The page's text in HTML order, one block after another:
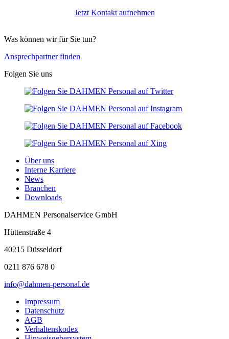
Jetzt Kontakt aufnehmen
Was können wir für Sie tun?
Ansprechpartner finden
Folgen Sie uns
Über uns
Interne Karriere
News
Branchen
Downloads
DAHMEN Personalservice GmbH
Hüttenstraße 4
40215 Düsseldorf
0211 876 678 0
info@dahmen-personal.de
Impressum
Datenschutz
AGB
Verhaltenskodex